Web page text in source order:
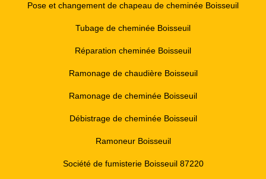
Pose et changement de chapeau de cheminée Boisseuil
Tubage de cheminée Boisseuil
Réparation cheminée Boisseuil
Ramonage de chaudière Boisseuil
Ramonage de cheminée Boisseuil
Débistrage de cheminée Boisseuil
Ramoneur Boisseuil
Société de fumisterie Boisseuil 87220